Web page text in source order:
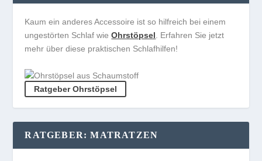
Kaum ein anderes Accessoire ist so hilfreich bei einem
ungestörten Schlaf wieOhrstöpsel. Erfahren Sie jetzt
mehr über diese praktischen Schlafhilfen!
Ratgeber Ohrstöpsel
RATGEBER: MATRATZEN